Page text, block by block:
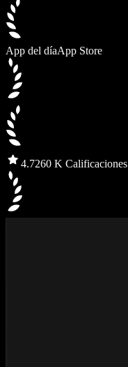
App del díaApp Store
4.7260 K Calificaciones